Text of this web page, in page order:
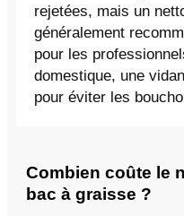
rejetées, mais un
généralement
pour les
domestique, une
pour éviter les
Combien coûte le
bac à graisse ?